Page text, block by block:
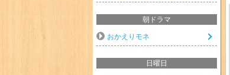
朝ドラマ
おかえりモネ
日曜日